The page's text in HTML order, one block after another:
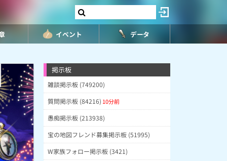
イベント データ
掲示板
雑談掲示板 (749200)
質問掲示板 (84216) 10分前
愚痴掲示板 (213938)
宝の地図フレンド募集掲示板 (51995)
W家族フォロー掲示板 (3421)